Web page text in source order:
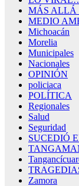
MÁS ALLÁ
MEDIO
Michoacán
Morelia
Municipales
Nacionales
OPINIÓN
policiaca
POLÍTICA
Regionales
Salud
Seguridad
SUCEDIÓ
Zamora